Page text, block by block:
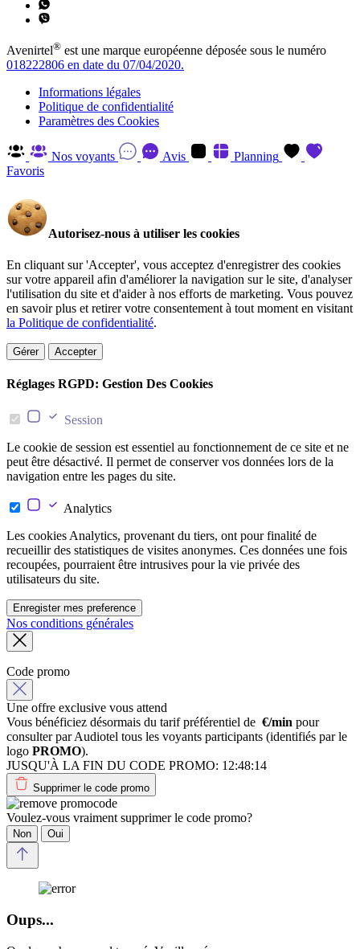
Avenirtel® est une marque européenne déposée sous le numéro
018222806 en date du 07/04/2020.
Informations légales
Politique de confidentialité
Paramètres des Cookies
Nos voyants Avis
Planning
Favoris
Autorisez-nous à utiliser les cookies
En cliquant sur 'Accepter', vous acceptez d'enregistrer des cookies
sur votre appareil afin d'améliorer la navigation sur le site, d'analyser
l'utilisation du site et d'aider à nos efforts de marketing. Vous pouvez
en savoir plus et retirer votre consentement à tout moment en visitant
la Politique de confidentialité.
Gérer Accepter
Réglages RGPD: Gestion Des Cookies
Session
Le cookie de session est essentiel au fonctionnement de ce site et ne
peut être désactivé. Il permet de conserver vos données lors de la
navigation entre les pages du site.
Analytics
Les cookies Analytics, provenant du tiers, ont pour finalité de
recueillir des statistiques de visites anonymes. Ces données une fois
recoupées, pourraient être intrusives pour la vie privée des
utilisateurs du site.
Enregister mes preference
Nos conditions générales
Code promo
Une offre exclusive vous attend
Vous bénéficiez désormais du tarif préférentiel de €/min pour
consulter par Audiotel tous les voyants participants (identifiés par le
logo PROMO).
JUSQU'À LA FIN DU CODE PROMO: 12:48:14
Supprimer le code promo
Voulez-vous vraiment supprimer le code promo?
Non Oui
Oups...